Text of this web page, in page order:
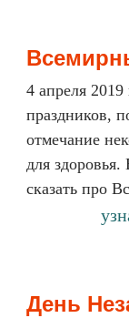
4 апреля 2019
праздников,
отмечание
для здоровья.
сказать про
День